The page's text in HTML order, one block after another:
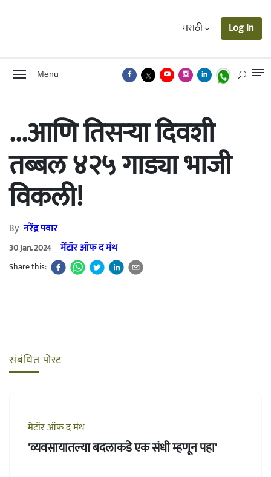
मराठी Log In
Menu
...आणि तिसऱ्या दिवशी
तब्बल ४२५ गाड्या भाजी
विकली!
Byनरेंद्र पवार
30 Jan. 2024 मेंटॉर ऑफ द मंथ
Share this:
संबंधित पोस्ट
मेंटॉर ऑफ द मंथ
'व्यवसायातल्या बदलाकडे एक संधी म्हणून पहा'